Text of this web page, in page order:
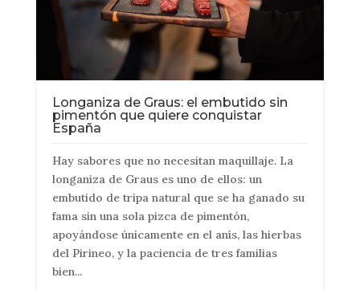
Longaniza de Graus: el embutido sin
pimentón que quiere conquistar
España
Hay sabores que no necesitan maquillaje. La
longaniza de Graus es uno de ellos: un
embutido de tripa natural que se ha ganado su
fama sin una sola pizca de pimentón,
apoyándose únicamente en el anís, las hierbas
del Pirineo, y la paciencia de tres familias
bien...